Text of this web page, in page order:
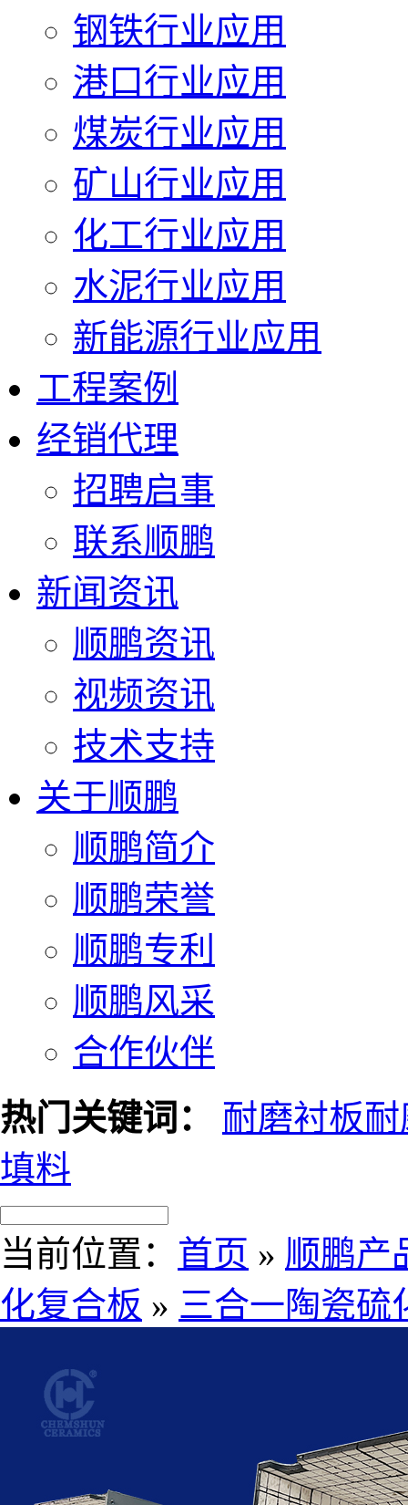
钢铁行业应用
港口行业应用
煤炭行业应用
矿山行业应用
化工行业应用
水泥行业应用
新能源行业应用
工程案例
经销代理
招聘启事
联系顺鹏
新闻资讯
顺鹏资讯
视频资讯
技术支持
关于顺鹏
顺鹏简介
顺鹏荣誉
顺鹏专利
顺鹏风采
合作伙伴
热门关键词： 耐磨衬板
填料
当前位置： 首页 » 顺鹏产
化复合板 » 三合一陶瓷硫